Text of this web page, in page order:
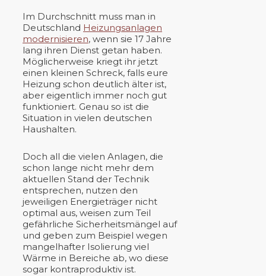
Im Durchschnitt muss man in
Deutschland Heizungsanlagen
modernisieren, wenn sie 17 Jahre
lang ihren Dienst getan haben.
Möglicherweise kriegt ihr jetzt
einen kleinen Schreck, falls eure
Heizung schon deutlich älter ist,
aber eigentlich immer noch gut
funktioniert. Genau so ist die
Situation in vielen deutschen
Haushalten.
Doch all die vielen Anlagen, die
schon lange nicht mehr dem
aktuellen Stand der Technik
entsprechen, nutzen den
jeweiligen Energieträger nicht
optimal aus, weisen zum Teil
gefährliche Sicherheitsmängel auf
und geben zum Beispiel wegen
mangelhafter Isolierung viel
Wärme in Bereiche ab, wo diese
sogar kontraproduktiv ist.